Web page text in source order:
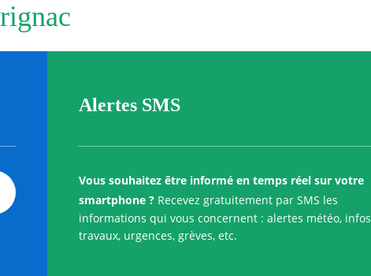
Alertes SMS
Vous souhaitez être informé en temps réel sur votre
smartphone ? Recevez gratuitement par SMS les
informations qui vous concernent : alertes météo, infos
travaux, urgences, grèves, etc.